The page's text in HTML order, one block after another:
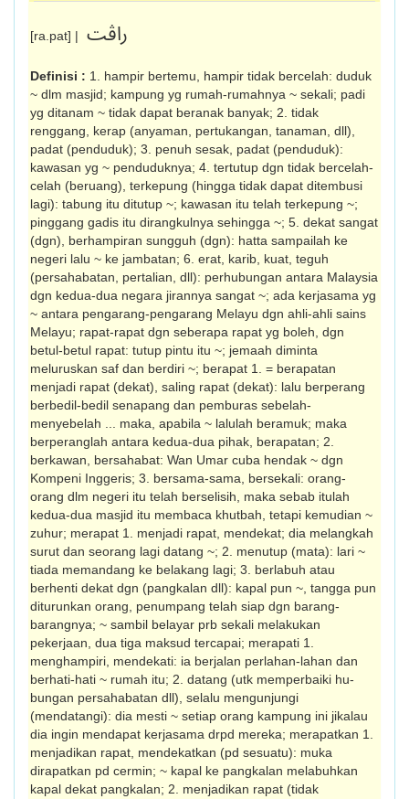
[ra.pat] | راڤت
Definisi : 1. hampir bertemu, hampir tidak bercelah: duduk
~ dlm masjid; kampung yg rumah-rumahnya ~ sekali; padi
yg ditanam ~ tidak dapat beranak banyak; 2. tidak
renggang, kerap (anyaman, pertukangan, tanaman, dll),
padat (penduduk); 3. penuh sesak, padat (penduduk):
kawasan yg ~ penduduknya; 4. tertutup dgn tidak bercelah-
celah (beruang), terkepung (hingga tidak dapat ditembusi
lagi): tabung itu ditutup ~; kawasan itu telah terkepung ~;
pinggang gadis itu dirangkulnya sehingga ~; 5. dekat sangat
(dgn), berhampiran sungguh (dgn): hatta sampailah ke
negeri lalu ~ ke jam­batan; 6. erat, karib, kuat, teguh
(persaha­batan, pertalian, dll): perhubungan antara Malaysia
dgn kedua-dua negara jirannya sangat ~; ada kerjasama yg
~ antara penga­rang-pengarang Melayu dgn ahli-ahli sains
Melayu; rapat-rapat dgn seberapa rapat yg boleh, dgn
betul-betul rapat: tutup pintu itu ~; je­maah diminta
meluruskan saf dan berdiri ~; berapat 1. = berapatan
menjadi rapat (dekat), saling rapat (dekat): lalu berperang
ber­bedil-bedil senapang dan pemburas se­belah-
menyebelah ... maka, apabila ~ lalu­lah beramuk; maka
berperanglah antara kedua-dua pihak, berapatan; 2.
berkawan, bersahabat: Wan Umar cuba hendak ~ dgn
Kompeni Inggeris; 3. bersama-sama, ber­sekali: orang-
orang dlm negeri itu telah ber­selisih, maka sebab itulah
kedua-dua masjid itu membaca khutbah, tetapi kemu­dian ~
zuhur; merapat 1. menjadi rapat, mendekat; dia melangkah
surut dan seorang lagi datang ~; 2. menutup (mata): lari ~
tiada memandang ke belakang lagi; 3. berlabuh atau
berhenti dekat dgn (pangkalan dll): kapal pun ~, tangga pun
diturunkan orang, penumpang telah siap dgn barang-
barangnya; ~ sambil belayar prb sekali melakukan
pekerjaan, dua tiga maksud tercapai; merapati 1.
menghampiri, mendekati: ia berjalan perlahan-lahan dan
berhati-hati ~ rumah itu; 2. datang (utk memperbaiki hu­
bung­­an persahabatan dll), selalu mengun­jungi
(mendatangi): dia mesti ~ setiap orang kam­pung ini jikalau
dia ingin mendapat kerja­sama drpd mereka; merapatkan 1.
menjadikan rapat, men­de­katkan (pd sesuatu): muka
dirapatkan pd cermin; ~ kapal ke pangkalan melabuhkan
kapal dekat pangkalan; 2. menjadikan rapat (tidak